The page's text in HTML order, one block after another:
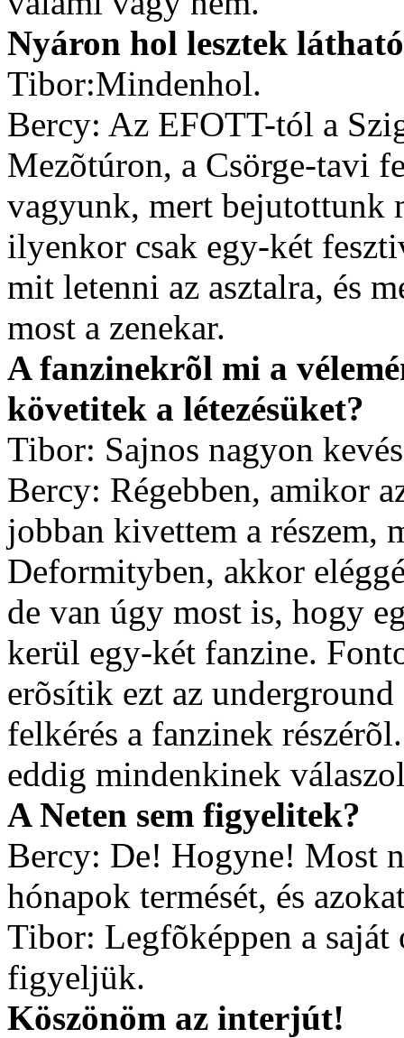
Nyáron hol lesztek
Tibor:Mindenhol.
Bercy: Az EFOTT-tól a
Mezõtúron, a Csörge-tavi
vagyunk, mert bejutottunk
ilyenkor csak egy-két
mit letenni az asztalra, és
most a zenekar.
A fanzinekrõl mi a
követitek a létezésüket?
Tibor: Sajnos nagyon
Bercy: Régebben, amikor
jobban kivettem a részem,
Deformityben, akkor
de van úgy most is, hogy
kerül egy-két fanzine.
erõsítik ezt az
felkérés a fanzinek
eddig mindenkinek
A Neten sem figyelitek?
Bercy: De! Hogyne! Most
hónapok termését, és
Tibor: Legfõképpen a
figyeljük.
Köszönöm az interjút!